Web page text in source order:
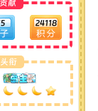
献
24118
衔